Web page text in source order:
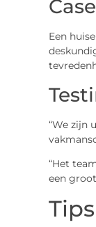
Een
“We zijn
“Het
een